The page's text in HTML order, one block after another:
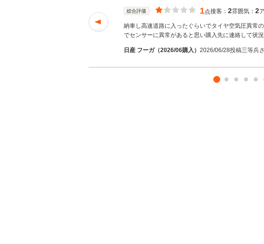
総合評価 1点接客： 2雰囲気： 2
納車し高速道路に入ったぐらいでタイヤ空気圧異常
でセンサーに異常があると思い購入先に連絡して状
日産 フーガ（2026/06購入） 2026/06/28投稿三等兵